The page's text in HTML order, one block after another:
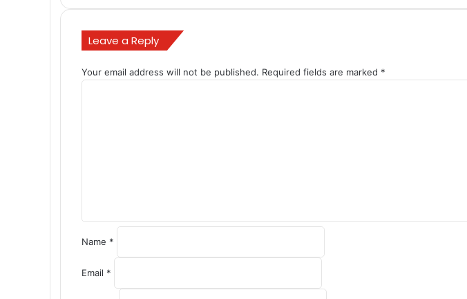
Leave a Reply
Your email address will not be published. Required fields are marked *
Name *
Email *